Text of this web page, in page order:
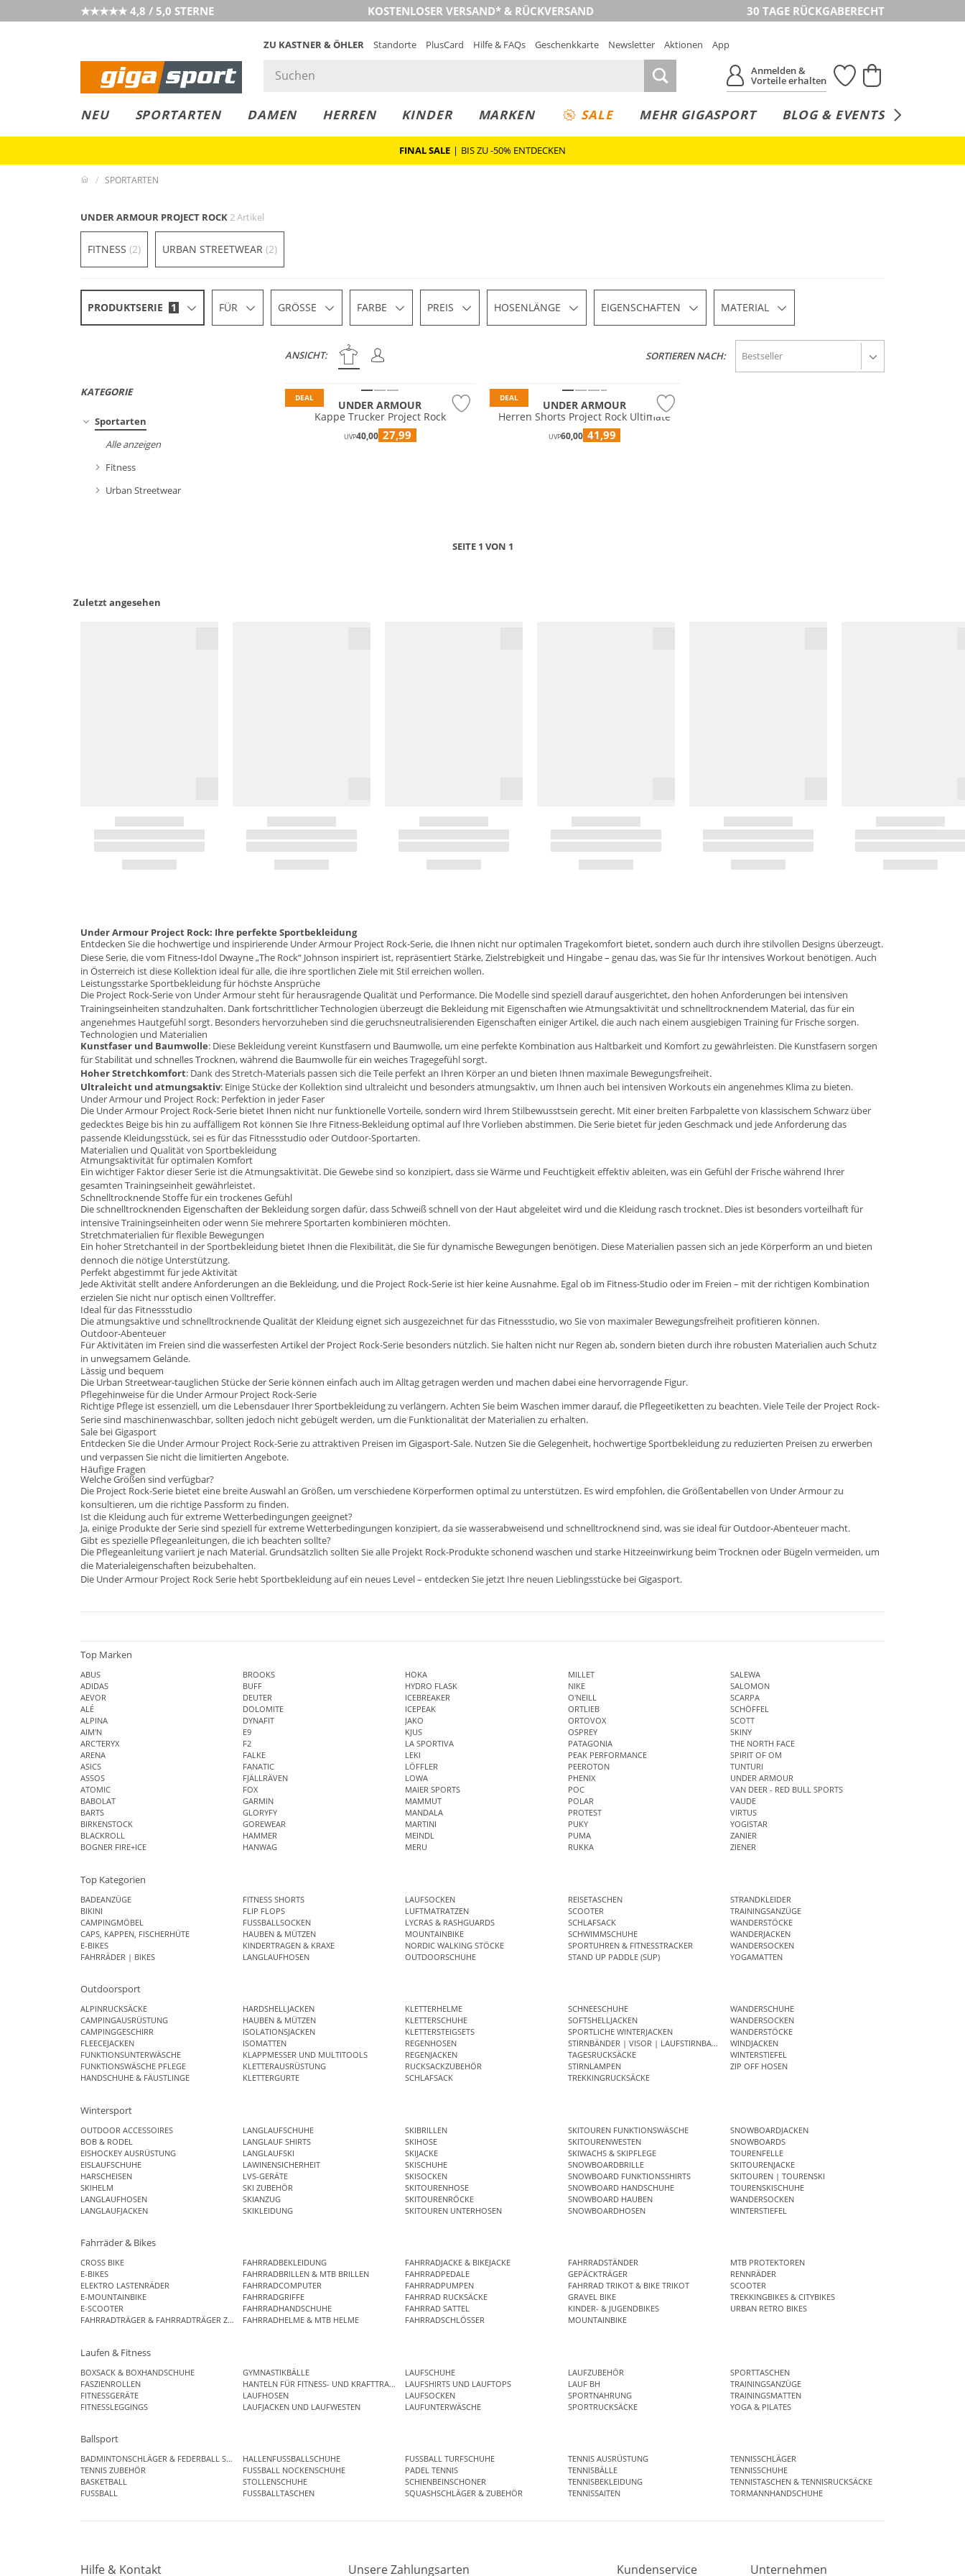
★★★★★ 4,8 / 5,0 STERNE KOSTENLOSER VERSAND* & RÜCKVERSAND 30 TAGE RÜCKGABERECHT
ZU KASTNER & ÖHLER Standorte PlusCard Hilfe & FAQs Geschenkkarte Newsletter Aktionen
App
Anmelden &
Vorteile erhalten
NEU SPORTARTEN DAMEN HERREN KINDER MARKEN SALE MEHR GIGASPORT BLOG & EVENTS
LEASING
COLLECT
RESERVE
FINAL SALE | BIS ZU -50% ENTDECKEN
SPORTARTEN
UNDER ARMOUR PROJECT ROCK2 Artikel
FITNESS (2) URBAN STREETWEAR (2)
PRODUKTSERIE 1 FÜR GRÖSSE FARBE PREIS HOSENLÄNGE EIGENSCHAFTEN MATERIAL
ANSICHT: SORTIEREN NACH:
KATEGORIE
Sportarten
Alle anzeigen
Fitness
Urban Streetwear
DEAL
UNDER ARMOUR
Kappe Trucker Project Rock
UVP40,00 27,99
DEAL
UNDER ARMOUR
Herren Shorts Project Rock Ultimate
UVP60,00 41,99
SEITE 1 VON 1
Zuletzt angesehen
Under Armour Project Rock: Ihre perfekte Sportbekleidung
Entdecken Sie die hochwertige und inspirierende Under Armour Project Rock-Serie, die Ihnen nicht nur optimalen Tragekomfort bietet, sondern auch durch ihre stilvollen Designs überzeugt.
Diese Serie, die vom Fitness-Idol Dwayne „The Rock“ Johnson inspiriert ist, repräsentiert Stärke, Zielstrebigkeit und Hingabe – genau das, was Sie für Ihr intensives Workout benötigen. Auch
in Österreich ist diese Kollektion ideal für alle, die ihre sportlichen Ziele mit Stil erreichen wollen.
Leistungsstarke Sportbekleidung für höchste Ansprüche
Die Project Rock-Serie von Under Armour steht für herausragende Qualität und Performance. Die Modelle sind speziell darauf ausgerichtet, den hohen Anforderungen bei intensiven
Trainingseinheiten standzuhalten. Dank fortschrittlicher Technologien überzeugt die Bekleidung mit Eigenschaften wie Atmungsaktivität und schnelltrocknendem Material, das für ein
angenehmes Hautgefühl sorgt. Besonders hervorzuheben sind die geruchsneutralisierenden Eigenschaften einiger Artikel, die auch nach einem ausgiebigen Training für Frische sorgen.
Technologien und Materialien
Kunstfaser und Baumwolle: Diese Bekleidung vereint Kunstfasern und Baumwolle, um eine perfekte Kombination aus Haltbarkeit und Komfort zu gewährleisten. Die Kunstfasern sorgen
für Stabilität und schnelles Trocknen, während die Baumwolle für ein weiches Tragegefühl sorgt.
Hoher Stretchkomfort: Dank des Stretch-Materials passen sich die Teile perfekt an Ihren Körper an und bieten Ihnen maximale Bewegungsfreiheit.
Ultraleicht und atmungsaktiv: Einige Stücke der Kollektion sind ultraleicht und besonders atmungsaktiv, um Ihnen auch bei intensiven Workouts ein angenehmes Klima zu bieten.
Under Armour und Project Rock: Perfektion in jeder Faser
Die Under Armour Project Rock-Serie bietet Ihnen nicht nur funktionelle Vorteile, sondern wird Ihrem Stilbewusstsein gerecht. Mit einer breiten Farbpalette von klassischem Schwarz über
gedecktes Beige bis hin zu auffälligem Rot können Sie Ihre Fitness-Bekleidung optimal auf Ihre Vorlieben abstimmen. Die Serie bietet für jeden Geschmack und jede Anforderung das
passende Kleidungsstück, sei es für das Fitnessstudio oder Outdoor-Sportarten.
Materialien und Qualität von Sportbekleidung
Atmungsaktivität für optimalen Komfort
Ein wichtiger Faktor dieser Serie ist die Atmungsaktivität. Die Gewebe sind so konzipiert, dass sie Wärme und Feuchtigkeit effektiv ableiten, was ein Gefühl der Frische während Ihrer
gesamten Trainingseinheit gewährleistet.
Schnelltrocknende Stoffe für ein trockenes Gefühl
Die schnelltrocknenden Eigenschaften der Bekleidung sorgen dafür, dass Schweiß schnell von der Haut abgeleitet wird und die Kleidung rasch trocknet. Dies ist besonders vorteilhaft für
intensive Trainingseinheiten oder wenn Sie mehrere Sportarten kombinieren möchten.
Stretchmaterialien für flexible Bewegungen
Ein hoher Stretchanteil in der Sportbekleidung bietet Ihnen die Flexibilität, die Sie für dynamische Bewegungen benötigen. Diese Materialien passen sich an jede Körperform an und bieten
dennoch die nötige Unterstützung.
Perfekt abgestimmt für jede Aktivität
Jede Aktivität stellt andere Anforderungen an die Bekleidung, und die Project Rock-Serie ist hier keine Ausnahme. Egal ob im Fitness-Studio oder im Freien – mit der richtigen Kombination
erzielen Sie nicht nur optisch einen Volltreffer.
Ideal für das Fitnessstudio
Die atmungsaktive und schnelltrocknende Qualität der Kleidung eignet sich ausgezeichnet für das Fitnessstudio, wo Sie von maximaler Bewegungsfreiheit profitieren können.
Outdoor-Abenteuer
Für Aktivitäten im Freien sind die wasserfesten Artikel der Project Rock-Serie besonders nützlich. Sie halten nicht nur Regen ab, sondern bieten durch ihre robusten Materialien auch Schutz
in unwegsamem Gelände.
Lässig und bequem
Die Urban Streetwear-tauglichen Stücke der Serie können einfach auch im Alltag getragen werden und machen dabei eine hervorragende Figur.
Pflegehinweise für die Under Armour Project Rock-Serie
Richtige Pflege ist essenziell, um die Lebensdauer Ihrer Sportbekleidung zu verlängern. Achten Sie beim Waschen immer darauf, die Pflegeetiketten zu beachten. Viele Teile der Project Rock-
Serie sind maschinenwaschbar, sollten jedoch nicht gebügelt werden, um die Funktionalität der Materialien zu erhalten.
Sale bei Gigasport
Entdecken Sie die Under Armour Project Rock-Serie zu attraktiven Preisen im Gigasport-Sale. Nutzen Sie die Gelegenheit, hochwertige Sportbekleidung zu reduzierten Preisen zu erwerben
und verpassen Sie nicht die limitierten Angebote.
Häufige Fragen
Welche Größen sind verfügbar?
Die Project Rock-Serie bietet eine breite Auswahl an Größen, um verschiedene Körperformen optimal zu unterstützen. Es wird empfohlen, die Größentabellen von Under Armour zu
konsultieren, um die richtige Passform zu finden.
Ist die Kleidung auch für extreme Wetterbedingungen geeignet?
Ja, einige Produkte der Serie sind speziell für extreme Wetterbedingungen konzipiert, da sie wasserabweisend und schnelltrocknend sind, was sie ideal für Outdoor-Abenteuer macht.
Gibt es spezielle Pflegeanleitungen, die ich beachten sollte?
Die Pflegeanleitung variiert je nach Material. Grundsätzlich sollten Sie alle Projekt Rock-Produkte schonend waschen und starke Hitzeeinwirkung beim Trocknen oder Bügeln vermeiden, um
die Materialeigenschaften beizubehalten.
Die Under Armour Project Rock Serie hebt Sportbekleidung auf ein neues Level – entdecken Sie jetzt Ihre neuen Lieblingsstücke bei Gigasport.
Top Marken
ABUS
ADIDAS
AEVOR
ALÉ
ALPINA
AIM'N
ARC'TERYX
ARENA
ASICS
ASSOS
ATOMIC
BABOLAT
BARTS
BIRKENSTOCK
BLACKROLL
BOGNER FIRE+ICE
BROOKS
BUFF
DEUTER
DOLOMITE
DYNAFIT
E9
F2
FALKE
FANATIC
FJÄLLRÄVEN
FOX
GARMIN
GLORYFY
GOREWEAR
HAMMER
HANWAG
HOKA
HYDRO FLASK
ICEBREAKER
ICEPEAK
JAKO
KJUS
LA SPORTIVA
LEKI
LÖFFLER
LOWA
MAIER SPORTS
MAMMUT
MANDALA
MARTINI
MEINDL
MERU
MILLET
NIKE
O'NEILL
ORTLIEB
ORTOVOX
OSPREY
PATAGONIA
PEAK PERFORMANCE
PEEROTON
PHENIX
POC
POLAR
PROTEST
PUKY
PUMA
RUKKA
SALEWA
SALOMON
SCARPA
SCHÖFFEL
SCOTT
SKINY
THE NORTH FACE
SPIRIT OF OM
TUNTURI
UNDER ARMOUR
VAN DEER - RED BULL SPORTS
VAUDE
VIRTUS
YOGISTAR
ZANIER
ZIENER
Top Kategorien
BADEANZÜGE
BIKINI
CAMPINGMÖBEL
CAPS, KAPPEN, FISCHERHÜTE
E-BIKES
FAHRRÄDER | BIKES
FITNESS SHORTS
FLIP FLOPS
FUSSBALLSOCKEN
HAUBEN & MÜTZEN
KINDERTRAGEN & KRAXE
LANGLAUFHOSEN
LAUFSOCKEN
LUFTMATRATZEN
LYCRAS & RASHGUARDS
MOUNTAINBIKE
NORDIC WALKING STÖCKE
OUTDOORSCHUHE
REISETASCHEN
SCOOTER
SCHLAFSACK
SCHWIMMSCHUHE
SPORTUHREN & FITNESSTRACKER
STAND UP PADDLE (SUP)
STRANDKLEIDER
TRAININGSANZÜGE
WANDERSTÖCKE
WANDERJACKEN
WANDERSOCKEN
YOGAMATTEN
Outdoorsport
ALPINRUCKSÄCKE
CAMPINGAUSRÜSTUNG
CAMPINGGESCHIRR
FLEECEJACKEN
FUNKTIONSUNTERWÄSCHE
FUNKTIONSWÄSCHE PFLEGE
HANDSCHUHE & FÄUSTLINGE
HARDSHELLJACKEN
HAUBEN & MÜTZEN
ISOLATIONSJACKEN
ISOMATTEN
KLAPPMESSER UND MULTITOOLS
KLETTERAUSRÜSTUNG
KLETTERGURTE
KLETTERHELME
KLETTERSCHUHE
KLETTERSTEIGSETS
REGENHOSEN
REGENJACKEN
RUCKSACKZUBEHÖR
SCHLAFSACK
SCHNEESCHUHE
SOFTSHELLJACKEN
SPORTLICHE WINTERJACKEN
STIRNBÄNDER | VISOR | LAUFSTIRNBAND
TAGESRUCKSÄCKE
STIRNLAMPEN
TREKKINGRUCKSÄCKE
WANDERSCHUHE
WANDERSOCKEN
WANDERSTÖCKE
WINDJACKEN
WINTERSTIEFEL
ZIP OFF HOSEN
Wintersport
OUTDOOR ACCESSOIRES
BOB & RODEL
EISHOCKEY AUSRÜSTUNG
EISLAUFSCHUHE
HARSCHEISEN
SKIHELM
LANGLAUFHOSEN
LANGLAUFJACKEN
LANGLAUFSCHUHE
LANGLAUF SHIRTS
LANGLAUFSKI
LAWINENSICHERHEIT
LVS-GERÄTE
SKI ZUBEHÖR
SKIANZUG
SKIKLEIDUNG
SKIBRILLEN
SKIHOSE
SKIJACKE
SKISCHUHE
SKISOCKEN
SKITOURENHOSE
SKITOURENRÖCKE
SKITOUREN UNTERHOSEN
SKITOUREN FUNKTIONSWÄSCHE
SKITOURENWESTEN
SKIWACHS & SKIPFLEGE
SNOWBOARDBRILLE
SNOWBOARD FUNKTIONSSHIRTS
SNOWBOARD HANDSCHUHE
SNOWBOARD HAUBEN
SNOWBOARDHOSEN
SNOWBOARDJACKEN
SNOWBOARDS
TOURENFELLE
SKITOURENJACKE
SKITOUREN | TOURENSKI
TOURENSKISCHUHE
WANDERSOCKEN
WINTERSTIEFEL
Fahrräder & Bikes
CROSS BIKE
E-BIKES
ELEKTRO LASTENRÄDER
E-MOUNTAINBIKE
E-SCOOTER
FAHRRADTRÄGER & FAHRRADTRÄGER ZUBEHÖR
FAHRRADBEKLEIDUNG
FAHRRADBRILLEN & MTB BRILLEN
FAHRRADCOMPUTER
FAHRRADGRIFFE
FAHRRADHANDSCHUHE
FAHRRADHELME & MTB HELME
FAHRRADJACKE & BIKEJACKE
FAHRRADPEDALE
FAHRRADPUMPEN
FAHRRAD RUCKSÄCKE
FAHRRAD SATTEL
FAHRRADSCHLÖSSER
FAHRRADSTÄNDER
GEPÄCKTRÄGER
FAHRRAD TRIKOT & BIKE TRIKOT
GRAVEL BIKE
KINDER- & JUGENDBIKES
MOUNTAINBIKE
MTB PROTEKTOREN
RENNRÄDER
SCOOTER
TREKKINGBIKES & CITYBIKES
URBAN RETRO BIKES
Laufen & Fitness
BOXSACK & BOXHANDSCHUHE
FASZIENROLLEN
FITNESSGERÄTE
FITNESSLEGGINGS
GYMNASTIKBÄLLE
HANTELN FÜR FITNESS- UND KRAFTTRAINING
LAUFHOSEN
LAUFJACKEN UND LAUFWESTEN
LAUFSCHUHE
LAUFSHIRTS UND LAUFTOPS
LAUFSOCKEN
LAUFUNTERWÄSCHE
LAUFZUBEHÖR
LAUF BH
SPORTNAHRUNG
SPORTRUCKSÄCKE
SPORTTASCHEN
TRAININGSANZÜGE
TRAININGSMATTEN
YOGA & PILATES
Ballsport
BADMINTONSCHLÄGER & FEDERBALL SETS
TENNIS ZUBEHÖR
BASKETBALL
FUSSBALL
HALLENFUSSBALLSCHUHE
FUSSBALL NOCKENSCHUHE
STOLLENSCHUHE
FUSSBALLTASCHEN
FUSSBALL TURFSCHUHE
PADEL TENNIS
SCHIENBEINSCHONER
SQUASHSCHLÄGER & ZUBEHÖR
TENNIS AUSRÜSTUNG
TENNISBÄLLE
TENNISBEKLEIDUNG
TENNISSAITEN
TENNISSCHLÄGER
TENNISSCHUHE
TENNISTASCHEN & TENNISRUCKSÄCKE
TORMANNHANDSCHUHE
Hilfe & Kontakt Kundenservice Unternehmen
Unsere Zahlungsarten